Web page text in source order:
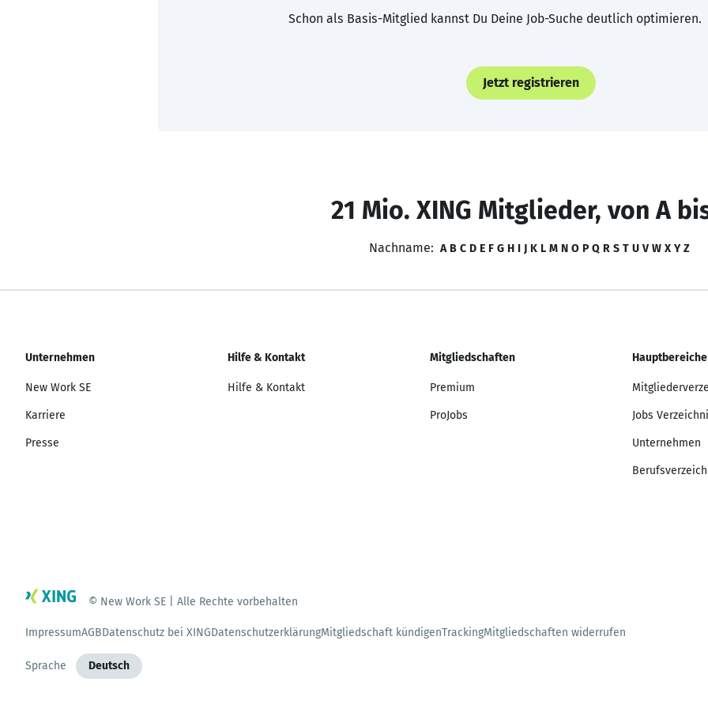
Schon als Basis-Mitglied kannst Du Deine Job-Suche deutlich optimieren.
Jetzt registrieren
21 Mio. XING Mitglieder, von A
Nachname: A B C D E F G H I J K L M N O P Q R S T U V W X Y Z
Unternehmen
New Work SE
Karriere
Presse
Hilfe & Kontakt
Hilfe & Kontakt
Mitgliedschaften
Premium
ProJobs
Hauptbereiche
Jobs
Unternehmen
© New Work SE | Alle Rechte vorbehalten
ImpressumAGBDatenschutz bei XINGDatenschutzerklärungMitgliedschaft kündigenTrackingMitgliedschaften widerrufen
Sprache Deutsch